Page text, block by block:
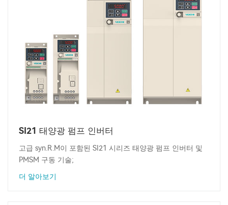
SI21 태양광 펌프 인버터
고급 syn.R.M이 포함된 SI21 시리즈 태양광 펌프 인버터 및
PMSM 구동 기술;
더 알아보기